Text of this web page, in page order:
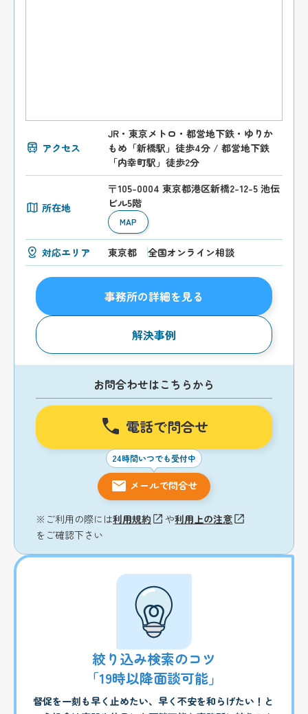
アクセス
JR・東京メトロ・都営地下鉄・ゆりか
もめ「新橋駅」徒歩4分 / 都営地下鉄
「内幸町駅」徒歩2分
所在地
〒105-0004 東京都港区新橋2-12-5 池伝
ビル5階
MAP
対応エリア 東京都 全国オンライン相談
事務所の詳細を見る
解決事例
お問合わせはこちらから
電話で問合せ
24時間いつでも受付中
メールで問合せ
※ご利用の際には利用規約 や利用上の注意
をご確認下さい
絞り込み検索のコツ
「19時以降面談可能」
督促を一刻も早く止めたい、早く不安を和らげたい！と